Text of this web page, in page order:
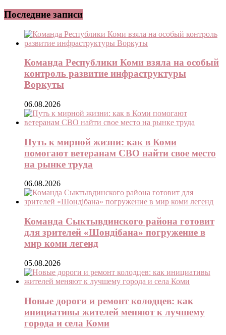
Последние записи
Команда Республики Коми взяла на особый
контроль развитие инфраструктуры
Воркуты
06.08.2026
Путь к мирной жизни: как в Коми
помогают ветеранам СВО найти свое место
на рынке труда
06.08.2026
Команда Сыктывдинского района готовит
для зрителей «Шондібана» погружение в
мир коми легенд
05.08.2026
Новые дороги и ремонт колодцев: как
инициативы жителей меняют к лучшему
города и села Коми